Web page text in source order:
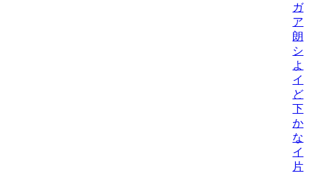
ガ
ア
朗
シ
よ
イ
ど
下
か
な
イ
片